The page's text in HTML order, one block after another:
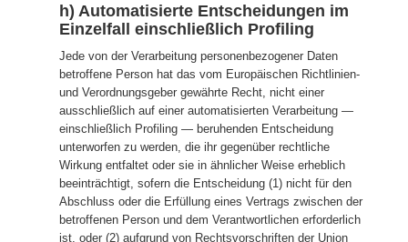
h) Automatisierte Entscheidungen im
Einzelfall einschließlich Profiling
Jede von der Verarbeitung personenbezogener Daten
betroffene Person hat das vom Europäischen Richtlinien-
und Verordnungsgeber gewährte Recht, nicht einer
ausschließlich auf einer automatisierten Verarbeitung —
einschließlich Profiling — beruhenden Entscheidung
unterworfen zu werden, die ihr gegenüber rechtliche
Wirkung entfaltet oder sie in ähnlicher Weise erheblich
beeinträchtigt, sofern die Entscheidung (1) nicht für den
Abschluss oder die Erfüllung eines Vertrags zwischen der
betroffenen Person und dem Verantwortlichen erforderlich
ist, oder (2) aufgrund von Rechtsvorschriften der Union